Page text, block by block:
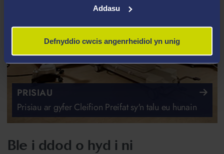
Addasu
Defnyddio cwcis angenrheidiol yn unig
PRISIAU
Prisiau ar gyfer Cleifion Preifat sy'n talu eu hunain
Ble i ddod o hyd i ni